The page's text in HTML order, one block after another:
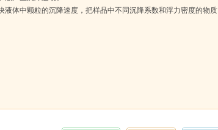
体中颗粒的沉降速度，把样品中不同沉降系数和浮力密度的物质